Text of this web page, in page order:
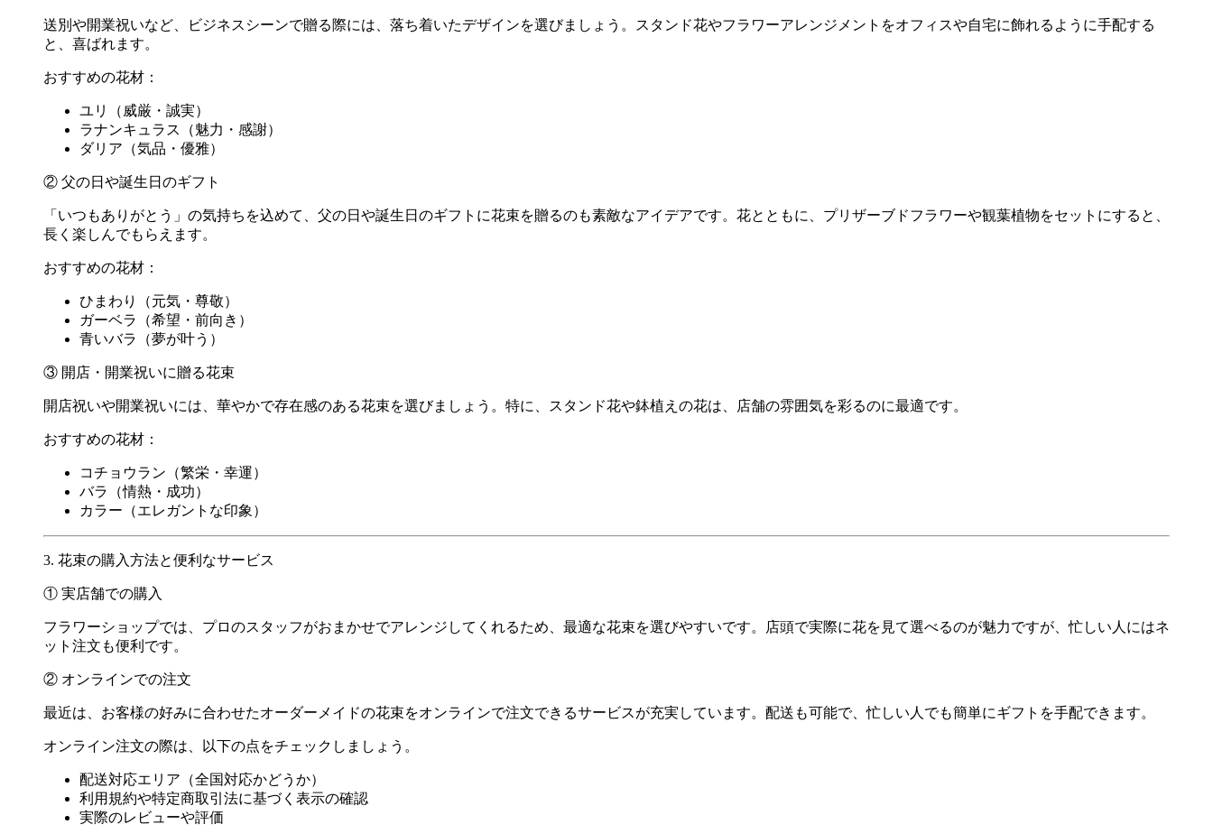
送別や開業祝いなど、ビジネスシーンで贈る際には、落ち着いたデザインを選びましょう。スタンド花やフラワーアレンジメントをオフィスや自宅に飾れるように手配する
と、喜ばれます。
おすすめの花材：
ユリ（威厳・誠実）
ラナンキュラス（魅力・感謝）
ダリア（気品・優雅）
② 父の日や誕生日のギフト
「いつもありがとう」の気持ちを込めて、父の日や誕生日のギフトに花束を贈るのも素敵なアイデアです。花とともに、プリザーブドフラワーや観葉植物をセットにすると、
長く楽しんでもらえます。
おすすめの花材：
ひまわり（元気・尊敬）
ガーベラ（希望・前向き）
青いバラ（夢が叶う）
③ 開店・開業祝いに贈る花束
開店祝いや開業祝いには、華やかで存在感のある花束を選びましょう。特に、スタンド花や鉢植えの花は、店舗の雰囲気を彩るのに最適です。
おすすめの花材：
コチョウラン（繁栄・幸運）
バラ（情熱・成功）
カラー（エレガントな印象）
3. 花束の購入方法と便利なサービス
① 実店舗での購入
フラワーショップでは、プロのスタッフがおまかせでアレンジしてくれるため、最適な花束を選びやすいです。店頭で実際に花を見て選べるのが魅力ですが、忙しい人にはネ
ット注文も便利です。
② オンラインでの注文
最近は、お客様の好みに合わせたオーダーメイドの花束をオンラインで注文できるサービスが充実しています。配送も可能で、忙しい人でも簡単にギフトを手配できます。
オンライン注文の際は、以下の点をチェックしましょう。
配送対応エリア（全国対応かどうか）
利用規約や特定商取引法に基づく表示の確認
実際のレビューや評価